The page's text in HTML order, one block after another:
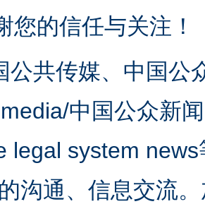
您的信任与关注！
公共传媒、中国公
中国公众新
legal system
沟通、信息交流